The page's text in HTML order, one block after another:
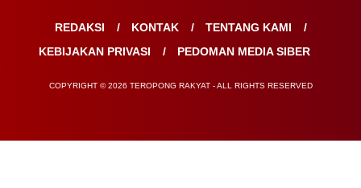
REDAKSI KONTAK
TENTANG KAMI
KEBIJAKAN PRIVASI
PEDOMAN MEDIA SIBER
COPYRIGHT © 2026 TEROPONG RAKYAT - ALL RIGHTS RESERVED